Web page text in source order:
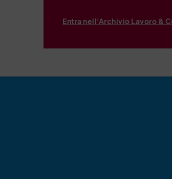
Entra nell'Archivio Lavoro &